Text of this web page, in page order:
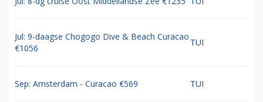
Jul: 9-daagse Chogogo Dive & Beach Curacao
€1056
TUI
Sep: Amsterdam - Curacao €569 TUI